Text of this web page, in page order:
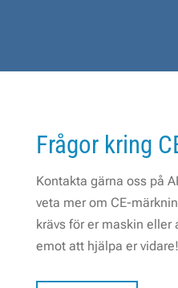
Frågor kring
Kontakta gärna oss på
veta mer om CE-
krävs för er maskin eller
emot att hjälpa er vidare!